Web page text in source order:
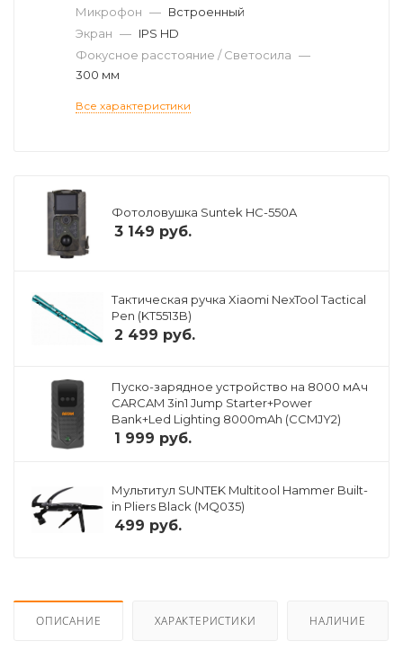
Микрофон — Встроенный
Экран — IPS HD
Фокусное расстояние / Светосила —
300 мм
Все характеристики
Фотоловушка Suntek HC-550A
3 149 руб.
Тактическая ручка Xiaomi NexTool Tactical
Pen (KT5513B)
2 499 руб.
Пуско-зарядное устройство на 8000 мАч
CARCAM 3in1 Jump Starter+Power
Bank+Led Lighting 8000mAh (CCMJY2)
1 999 руб.
Мультитул SUNTEK Multitool Hammer Built-
in Pliers Black (MQ035)
499 руб.
ОПИСАНИЕ ХАРАКТЕРИСТИКИ НАЛИЧИЕ